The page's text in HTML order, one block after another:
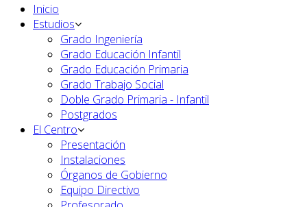
Inicio
Estudios
Grado Ingeniería
Grado Educación Infantil
Grado Educación Primaria
Grado Trabajo Social
Doble Grado Primaria - Infantil
Postgrados
El Centro
Presentación
Instalaciones
Órganos de Gobierno
Equipo Directivo